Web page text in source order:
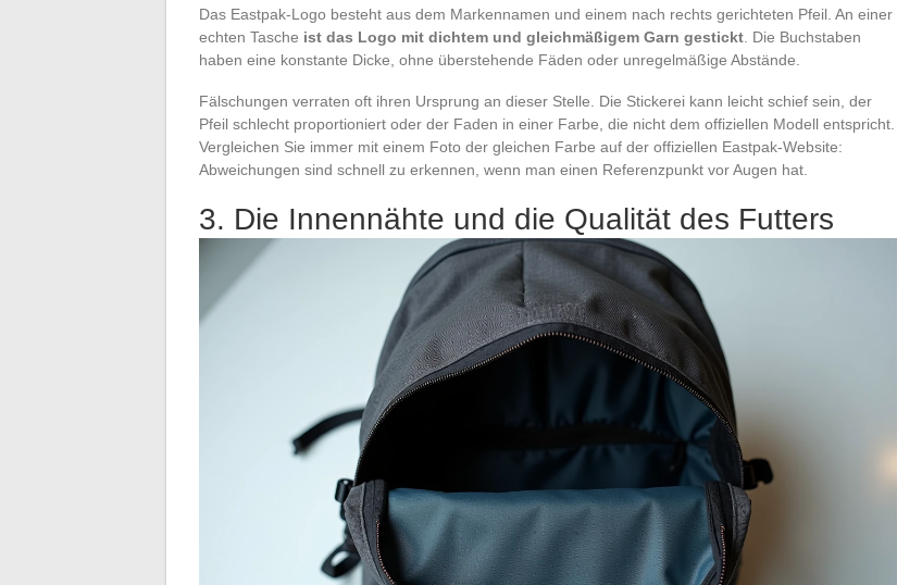
Das Eastpak-Logo besteht aus dem Markennamen und einem nach rechts gerichteten Pfeil. An einer
echten Tasche ist das Logo mit dichtem und gleichmäßigem Garn gestickt . Die Buchstaben
haben eine konstante Dicke, ohne überstehende Fäden oder unregelmäßige Abstände.
Fälschungen verraten oft ihren Ursprung an dieser Stelle. Die Stickerei kann leicht schief sein, der
Pfeil schlecht proportioniert oder der Faden in einer Farbe, die nicht dem offiziellen Modell entspricht.
Vergleichen Sie immer mit einem Foto der gleichen Farbe auf der offiziellen Eastpak-Website:
Abweichungen sind schnell zu erkennen, wenn man einen Referenzpunkt vor Augen hat.
3. Die Innennähte und die Qualität des Futters